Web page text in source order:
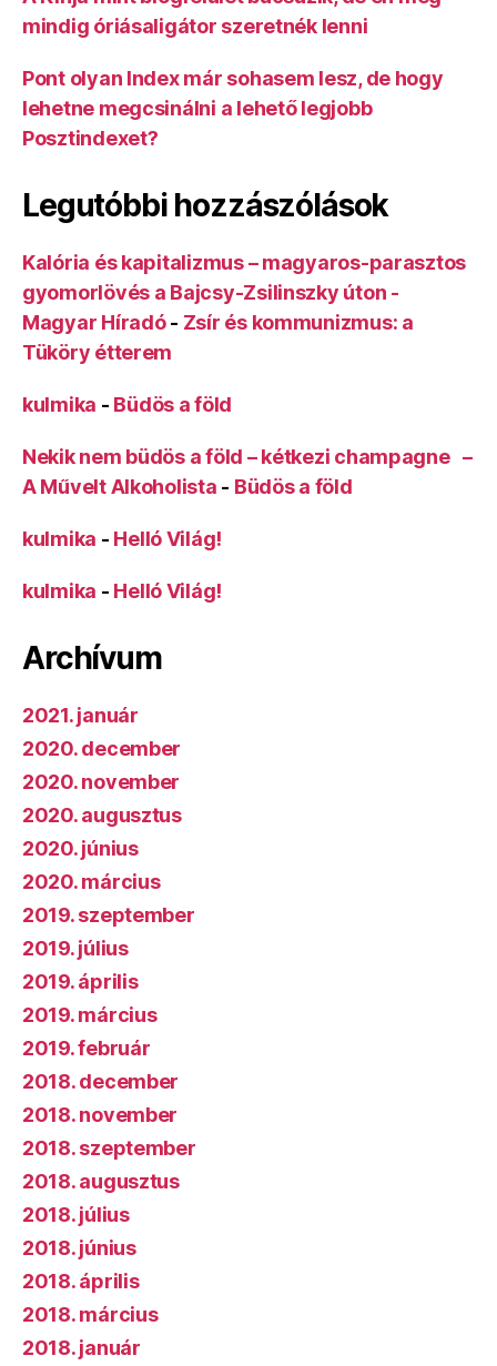
mindig óriásaligátor szeretnék lenni
Pont olyan Index már sohasem lesz, de hogy
lehetne megcsinálni a lehető legjobb
Posztindexet?
Legutóbbi hozzászólások
Kalória és kapitalizmus – magyaros-parasztos
gyomorlövés a Bajcsy-Zsilinszky úton -
Magyar Híradó- Zsír és kommunizmus: a
Tüköry étterem
kulmika - Büdös a föld
Nekik nem büdös a föld – kétkezi champagne –
A Művelt Alkoholista - Büdös a föld
kulmika - Helló Világ!
kulmika - Helló Világ!
Archívum
2021. január
2020. december
2020. november
2020. augusztus
2020. június
2020. március
2019. szeptember
2019. július
2019. április
2019. március
2019. február
2018. december
2018. november
2018. szeptember
2018. augusztus
2018. július
2018. június
2018. április
2018. március
2018. január